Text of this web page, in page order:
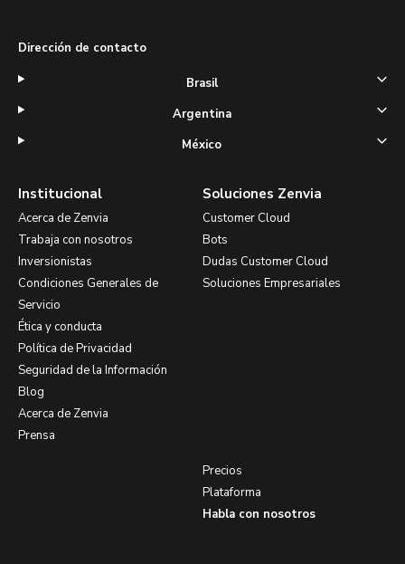
Institucional
Acerca de Zenvia
Trabaja con nosotros
Inversionistas
Condiciones Generales de
Servicio
Ética y conducta
Política de Privacidad
Seguridad de la Información
Blog
Acerca de Zenvia
Prensa
Soluciones Zenvia
Customer Cloud
Bots
Dudas Customer Cloud
Soluciones Empresariales
Precios
Plataforma
Habla con nosotros
Dirección de contacto
Brasil
Argentina
México